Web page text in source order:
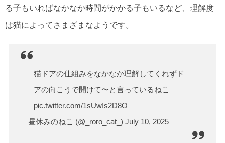
る子もいればなかなか時間がかかる子もいるなど、理解度
は猫によってさまざまなようです。
猫ドアの仕組みをなかなか理解してくれずド
アの向こうで開けて〜と言っているねこ
pic.twitter.com/1sUwIs2D8O
— 昼休みのねこ (@_roro_cat_) July 10, 2025